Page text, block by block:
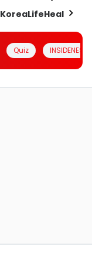
KoreaLifeHealth
Quiz INSIDENESIA